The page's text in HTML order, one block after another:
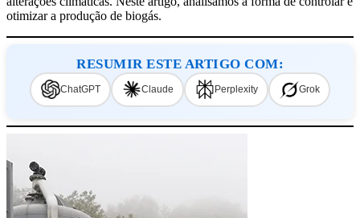
otimizar a produção de biogás.
RESUMIR ESTE ARTIGO COM:
ChatGPT Claude Perplexity Grok